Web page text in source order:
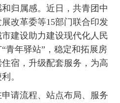
归属感。近日，共青团中
改革委等15部门联合印发
市建设助力建设现代化人民
青年驿站”，稳定和拓展房
宿，升级配套服务，为高
。
请流程、站点布局、服务